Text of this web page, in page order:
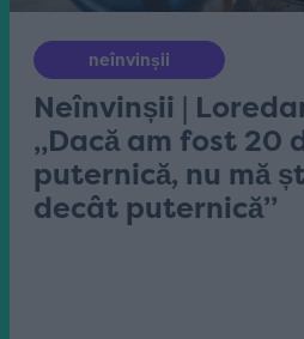
neînvinșii
Neînvinșii |
„Dacă am fost 20
puternică, nu mă
decât puternică”